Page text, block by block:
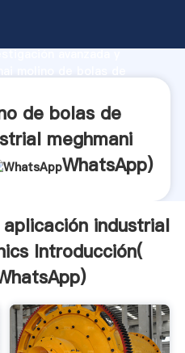
avanzada y
a todos los clientes.
de bolas de
meghmani
WhatsApp)
industrial
Introducción(
)